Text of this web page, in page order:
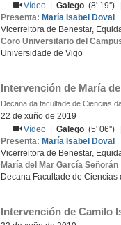
Vídeo
|Galego (8' 19'')
Presenta: María Isabel Doval
Vicerreitora de Benestar,
Coro Universitario del
Universidade de Vigo
Intervención de María
Decana da facultade de Ciencias
22 de xuño de 2019
Vídeo
|Galego (5' 06'')
Presenta: María Isabel Doval
Vicerreitora de Benestar,
María del Mar García Señorán
Decana Facultade de
Intervención de Camilo